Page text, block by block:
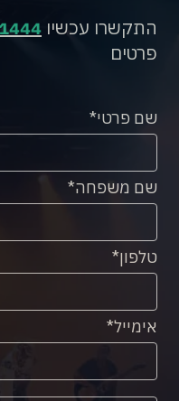
התקשרו עכשיו
פרטים
שם פרטי
שם משפחה
טלפון
אימייל